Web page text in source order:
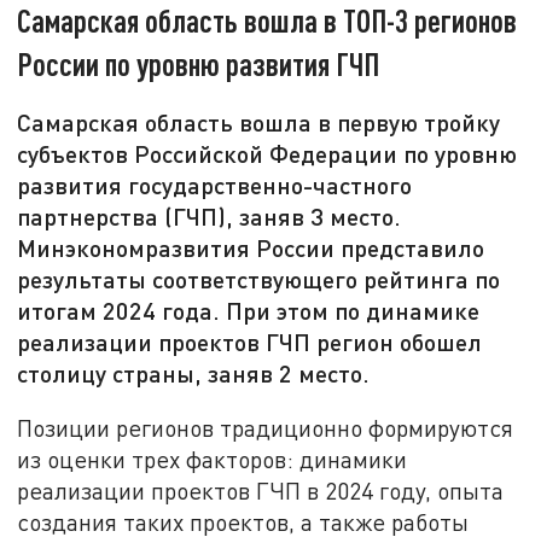
Самарская область вошла в ТОП-3 регионов
России по уровню развития ГЧП
Самарская область вошла в первую тройку
субъектов Российской Федерации по уровню
развития государственно-частного
партнерства (ГЧП), заняв 3 место.
Минэкономразвития России представило
результаты соответствующего рейтинга по
итогам 2024 года. При этом по динамике
реализации проектов ГЧП регион обошел
столицу страны, заняв 2 место.
Позиции регионов традиционно формируются
из оценки трех факторов: динамики
реализации проектов ГЧП в 2024 году, опыта
создания таких проектов, а также работы